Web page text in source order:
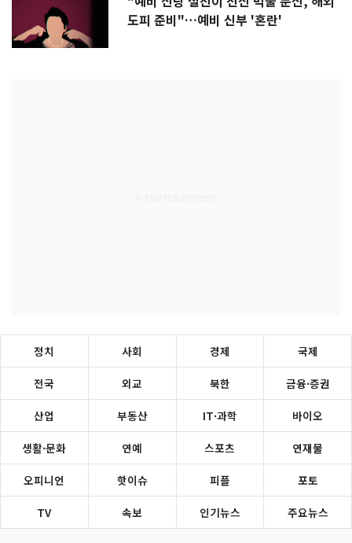
도피 준비"…예비 신부 '혼란'
정치 사회 경제 국제
전국 외교 북한 금융·증권
산업 부동산 IT·과학 바이오
생활·문화 연예 스포츠 연재물
오피니언 핫이슈 피플 포토
TV 속보 인기뉴스 주요뉴스